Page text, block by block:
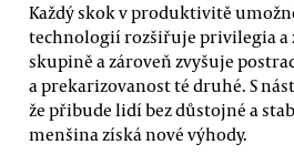
Každý skok v produktivitě
technologií rozšiřuje privilegia a
skupině a zároveň zvyšuje
a prekarizovanost té druhé. S
že přibude lidí bez důstojné a
menšina získá nové výhody.